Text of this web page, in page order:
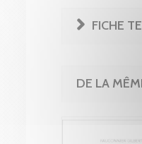
FICHE
DE LA